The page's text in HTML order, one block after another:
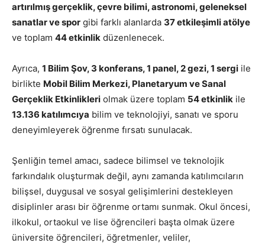
artırılmış gerçeklik, çevre bilimi, astronomi, geleneksel
sanatlar ve spor gibi farklı alanlarda 37 etkileşimli atölye
ve toplam 44 etkinlik düzenlenecek.
Ayrıca, 1 Bilim Şov, 3 konferans, 1 panel, 2 gezi, 1 sergi ile
birlikte Mobil Bilim Merkezi, Planetaryum ve Sanal
Gerçeklik Etkinlikleri olmak üzere toplam 54 etkinlik ile
13.136 katılımcıya bilim ve teknolojiyi, sanatı ve sporu
deneyimleyerek öğrenme fırsatı sunulacak.
Şenliğin temel amacı, sadece bilimsel ve teknolojik
farkındalık oluşturmak değil, aynı zamanda katılımcıların
bilişsel, duygusal ve sosyal gelişimlerini destekleyen
disiplinler arası bir öğrenme ortamı sunmak. Okul öncesi,
ilkokul, ortaokul ve lise öğrencileri başta olmak üzere
üniversite öğrencileri, öğretmenler, veliler,